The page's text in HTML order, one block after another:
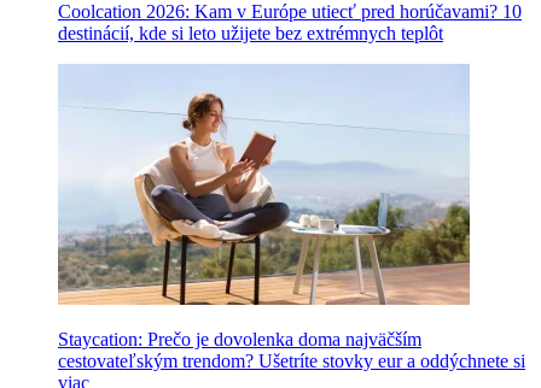
Coolcation 2026: Kam v Európe utiecť pred horúčavami? 10
destinácií, kde si leto užijete bez extrémnych teplôt
Staycation: Prečo je dovolenka doma najväčším
cestovateľským trendom? Ušetríte stovky eur a oddýchnete si
viac